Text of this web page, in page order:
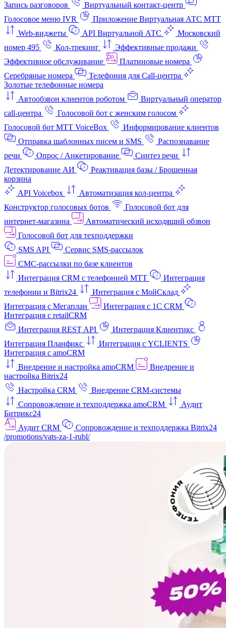
Запись разговоров
Виртуальный контакт‑центр
Голосовое меню IVR
Приложение Виртуальная АТС МТТ
Web-виджеты
API Виртуальной АТС
Московский
номер 495
Кол-трекинг
Эффективные продажи
Эффективное обслуживание
Платиновые номера
Серебряные номера
Телефония для Call-центра
Золотые телефонные номера
Автообзвон клиентов роботом
Виртуальный оператор
call-центра
Голосовой бот с женским голосом
Голосовой бот МТТ VoiceBox
Информирование клиентов
Отправка шаблонных писем и SMS
Распознавание
речи
Опрос / Анкетирование
Синтез речи
Детектирование АИ
Реактивация базы / Брошенная
корзина
API Voicebox
Автоматизация кол‑центра
Конструктор голосовых ботов
Голосовой бот для
интернет‑магазина
Автоматический исходящий обзвон
Голосовой бот для техподдержки
SMS API
Сервис SMS-рассылок
СМС-рассылки по базе клиентов
Интеграция CRM с телефонией МТТ
Интеграция
телефонии и Bitrix24
Интеграция с МойСклад
Интеграция с Мегаплан
Интеграция с 1C CRM
Интеграция с retailCRM
Интеграция REST API
Интеграция Клиентикс
Интеграция Планфикс
Интеграция с YCLIENTS
Интеграция с amoCRM
Внедрение и настройка amoCRM
Внедрение и
настройка Bitrix24
Настройка CRM
Внедрение CRM-системы
Сопровождение и техподдержка amoCRM
Аудит
Битрикс24
Аудит CRM
Сопровождение и техподдержка Bitrix24
/promotions/vats-za-1-rubl/